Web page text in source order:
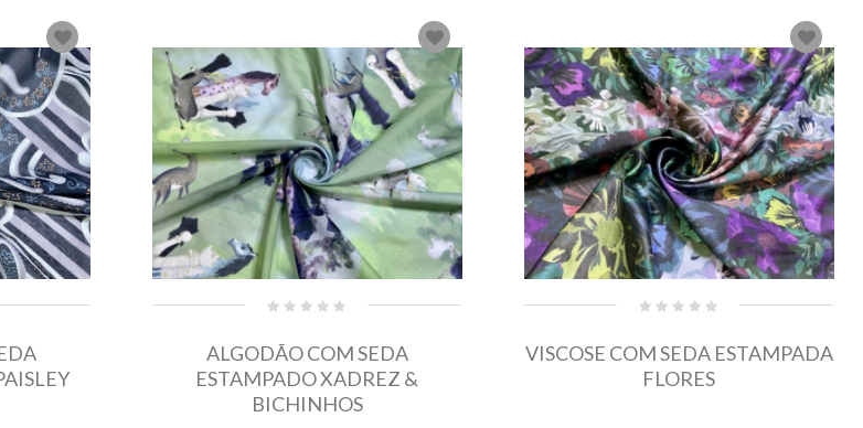
ALGODÃO COM SEDA
ESTAMPADO XADREZ &
BICHINHOS
VISCOSE COM SEDA ESTAMPADA
FLORES